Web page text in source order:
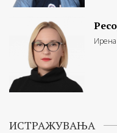
ИСТРАЖУВАЊА